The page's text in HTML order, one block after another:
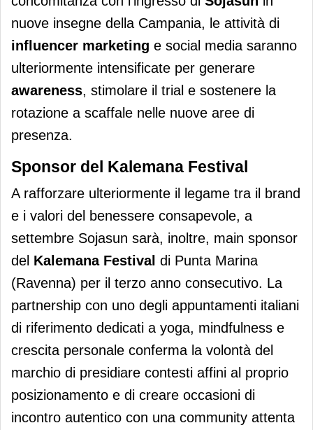
nuove insegne della Campania, le attività di
influencer marketing e social media saranno
ulteriormente intensificate per generare
awareness, stimolare il trial e sostenere la
rotazione a scaffale nelle nuove aree di
presenza.
Sponsor del Kalemana Festival
A rafforzare ulteriormente il legame tra il brand
e i valori del benessere consapevole, a
settembre Sojasun sarà, inoltre, main sponsor
del Kalemana Festival di Punta Marina
(Ravenna) per il terzo anno consecutivo. La
partnership con uno degli appuntamenti italiani
di riferimento dedicati a yoga, mindfulness e
crescita personale conferma la volontà del
marchio di presidiare contesti affini al proprio
posizionamento e di creare occasioni di
incontro autentico con una community attenta